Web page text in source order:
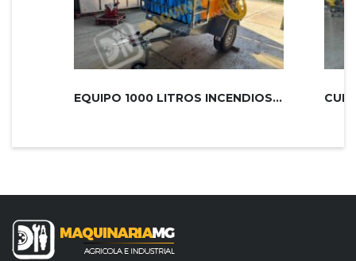
EQUIPO 1000 LITROS INCENDIOS PLUS 2...